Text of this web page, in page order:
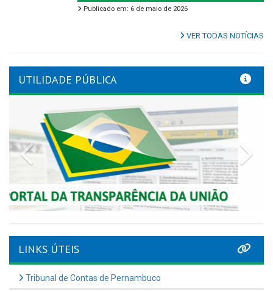
Publicado em: 6 de maio de 2026
VER TODAS NOTÍCIAS
UTILIDADE PÚBLICA
Previous
LINKS ÚTEIS
Tribunal de Contas de Pernambuco